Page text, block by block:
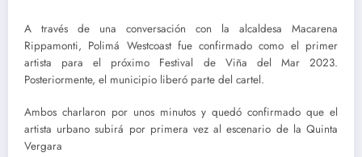
A través de una conversación con la alcaldesa Macarena
Rippamonti, Polimá Westcoast fue confirmado como el primer
artista para el próximo Festival de Viña del Mar 2023.
Posteriormente, el municipio liberó parte del cartel.
Ambos charlaron por unos minutos y quedó confirmado que el
artista urbano subirá por primera vez al escenario de la Quinta
Vergara